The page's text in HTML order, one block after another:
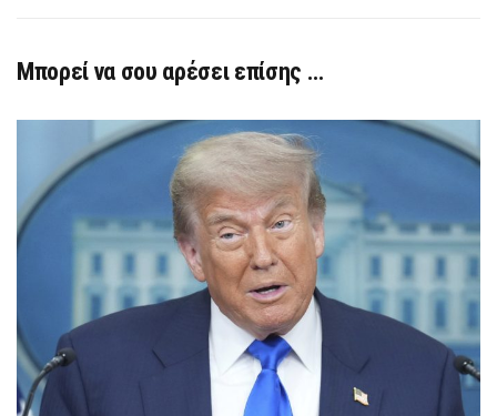
Μπορεί να σου αρέσει επίσης …